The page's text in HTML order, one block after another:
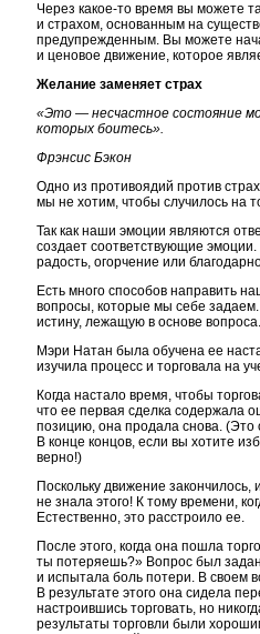
Через какое-то время вы можете
и страхом, основанным на
предупрежденным. Вы можете
и ценовое движение, которое
Желание заменяет страх
«Это — несчастное состояние
которых боитесь».
Фрэнсис Бэкон
Одно из противоядий против
мы не хотим, чтобы случилось на
Так как наши эмоции являются
создает соответствующие
радость, огорчение или
Есть много способов направить
вопросы, которые мы себе
истину, лежащую в основе вопроса.
Мэри Натан была обучена ее
изучила процесс и торговала на
Когда настало время, чтобы
что ее первая сделка содержала
позицию, она продала снова. (Это
В конце концов, если вы хотите
верно!)
Поскольку движение
не знала этого! К тому времени,
Естественно, это расстроило ее.
После этого, когда она пошла
ты потеряешь?» Вопрос был
и испытала боль потери. В своем
В результате этого она сидела
настроившись торговать, но
результаты торговли были